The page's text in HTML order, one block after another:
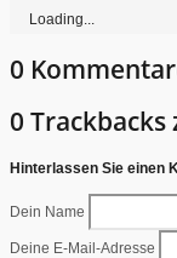
Loading...
0
0 Trackbacks
Hinterlassen Sie einen
Dein Name
Deine E-Mail-Adresse